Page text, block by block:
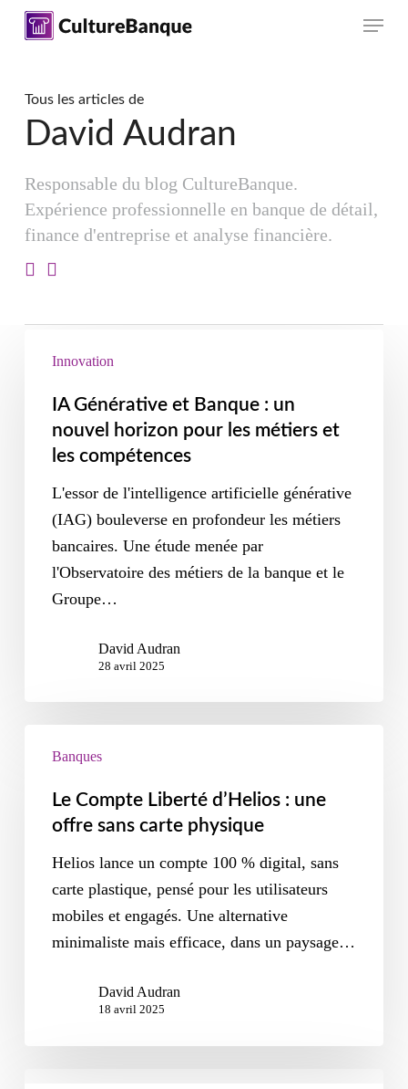
Skip
content
Menu
Tous les articles de
David Audran
Responsable du blog CultureBanque.
Expérience professionnelle en banque de détail,
finance d'entreprise et analyse financière.
Innovation
IA Générative et Banque : un
nouvel horizon pour les métiers et
les compétences
L'essor de l'intelligence artificielle générative
(IAG) bouleverse en profondeur les métiers
bancaires. Une étude menée par
l'Observatoire des métiers de la banque et le
Groupe…
David Audran
28 avril 2025
Banques
Le Compte Liberté d’Helios : une
offre sans carte physique
Helios lance un compte 100 % digital, sans
carte plastique, pensé pour les utilisateurs
mobiles et engagés. Une alternative
minimaliste mais efficace, dans un paysage…
David Audran
18 avril 2025